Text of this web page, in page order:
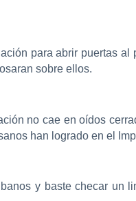
para abrir puertas al
sobre ellos.
no cae en oídos
han logrado en el
y baste checar un